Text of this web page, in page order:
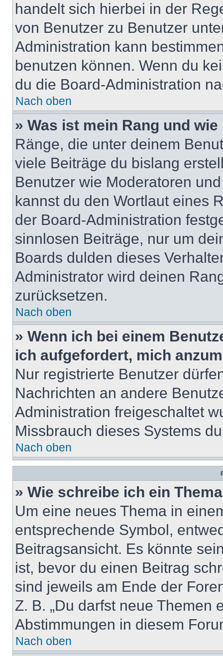
handelt sich hierbei in der
von Benutzer zu Benutzer
Administration kann
benutzen können. Wenn du
du die Board-Administration
Nach oben
» Was ist mein Rang und
Ränge, die unter deinem
viele Beiträge du bislang
Benutzer wie Moderatoren
kannst du den Wortlaut eines
der Board-Administration
sinnlosen Beiträge, nur um
Boards dulden dieses
Administrator wird deinen
zurücksetzen.
Nach oben
» Wenn ich bei einem
ich aufgefordert, mich
Nur registrierte Benutzer
Nachrichten an andere
Administration freigeschaltet
Missbrauch dieses Systems
Nach oben
» Wie schreibe ich ein
Um eine neues Thema in
entsprechende Symbol,
Beitragsansicht. Es könnte
ist, bevor du einen Beitrag
sind jeweils am Ende der
Z. B. „Du darfst neue Themen
Abstimmungen in diesem
Nach oben